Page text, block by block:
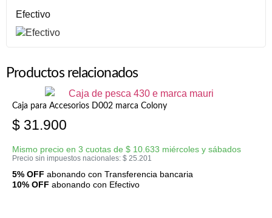
Efectivo
Productos relacionados
Caja para Accesorios D002 marca Colony
$ 31.900
Mismo precio en 3 cuotas de $ 10.633 miércoles y sábados
Precio sin impuestos nacionales: $ 25.201
5% OFF abonando con Transferencia bancaria
10% OFF abonando con Efectivo